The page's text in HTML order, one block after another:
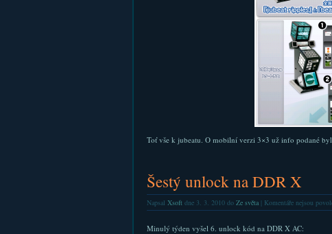
Toť vše k jubeatu. O mobilní verzi 3×3 už info podané
Šestý unlock na DDR X
Napsal Xsoftdne 3. 3. 2010 do Ze světa| Komentáře nejsou
Minulý týden vyšel 6. unlock kód na DDR X AC: